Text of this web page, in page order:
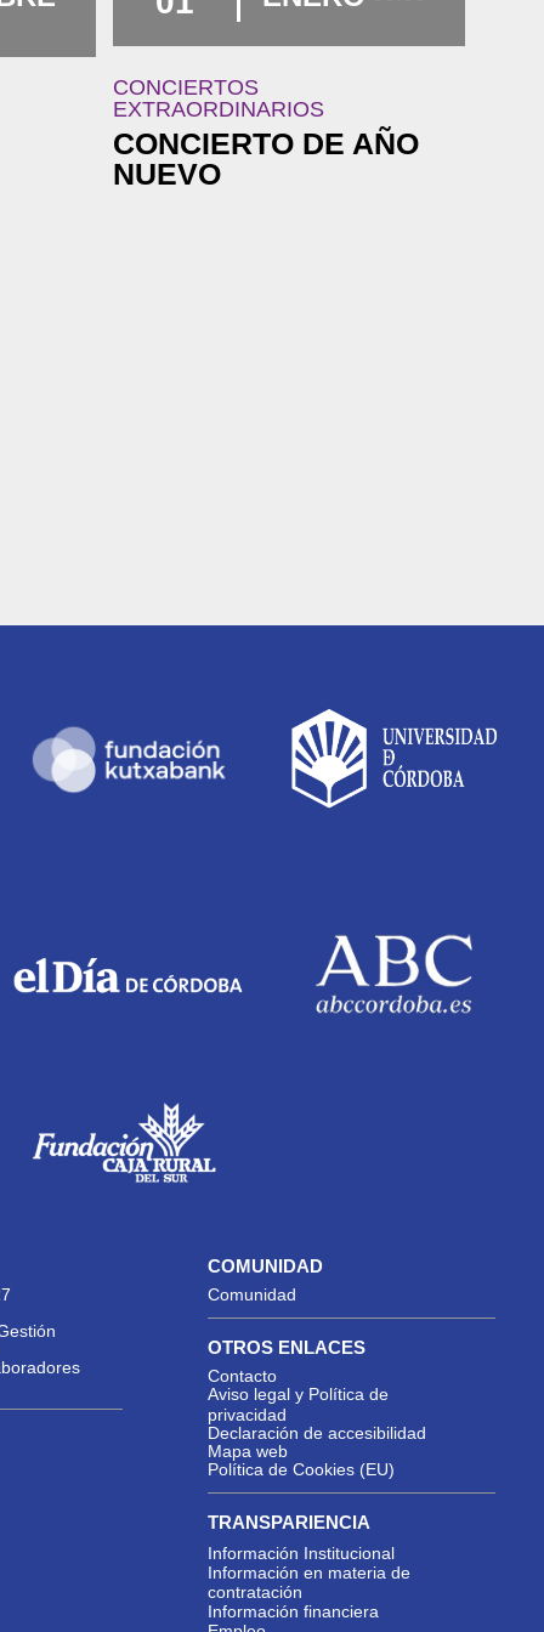
CONCIERTOS
EXTRAORDINARIOS
CONCIERTO DE AÑO
NUEVO
COMUNIDAD
Comunidad
OTROS ENLACES
Contacto
Aviso legal y Política de
privacidad
Declaración de accesibilidad
Mapa web
Política de Cookies (EU)
TRANSPARIENCIA
Información Institucional
Información en materia de
contratación
Información financiera